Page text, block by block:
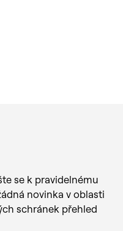
se k pravidelnému
novinka v oblasti
schránek přehled